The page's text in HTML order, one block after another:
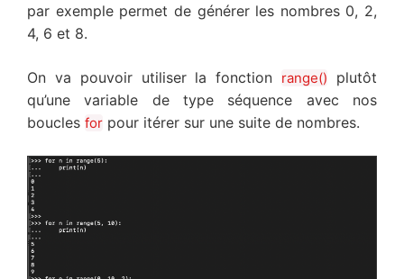
par exemple permet de générer les nombres 0, 2,
4, 6 et 8.
On va pouvoir utiliser la fonction range() plutôt
qu’une variable de type séquence avec nos
boucles for pour itérer sur une suite de nombres.